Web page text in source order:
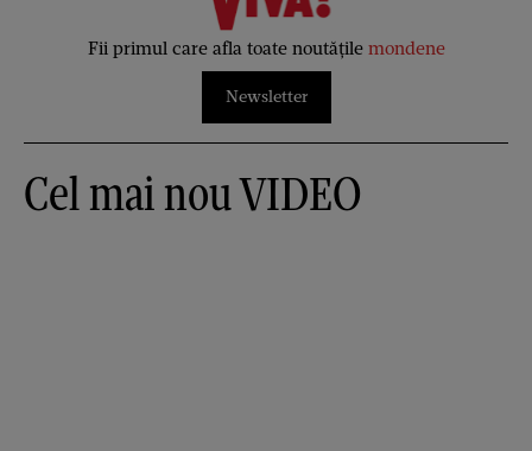
Fii primul care afla toate noutățile mondene
Newsletter
Cel mai nou VIDEO